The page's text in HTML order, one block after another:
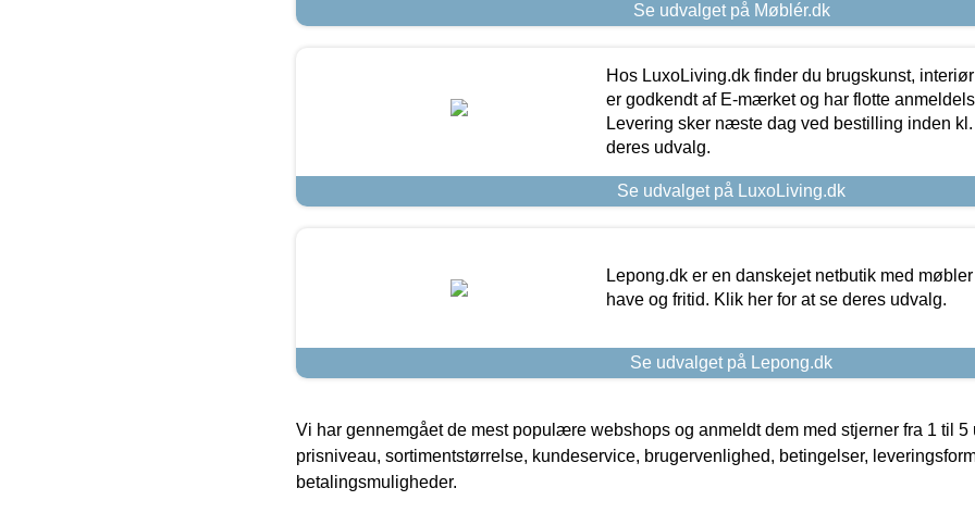
Se udvalget på Møblér.dk
Hos LuxoLiving.dk finder du brugskunst,
er godkendt af E-mærket og har flotte
Levering sker næste dag ved bestilling inden
deres udvalg.
Se udvalget på LuxoLiving.dk
Lepong.dk er en danskejet netbutik med
have og fritid. Klik her for at se deres udvalg.
Se udvalget på Lepong.dk
Vi har gennemgået de mest populære webshops og anmeldt dem med stjerner fra 1 til 5
prisniveau, sortimentstørrelse, kundeservice, brugervenlighed, betingelser,
betalingsmuligheder.